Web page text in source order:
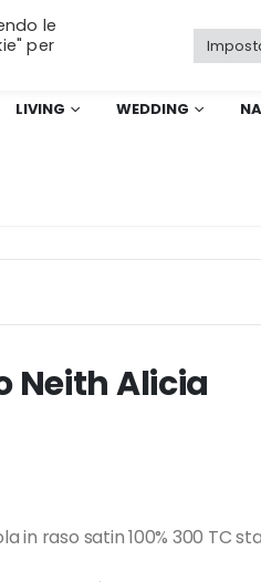
LIVING WEDDING
Neith Alicia
in raso satin 100% 300 TC
le
per